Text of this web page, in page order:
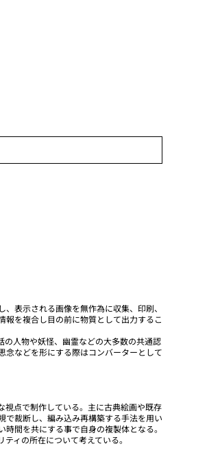
表示される画像を無作為に収集、印刷、
を複合し目の前に物質として出力するこ
の人物や妖怪、幽霊などの大多数の共通認
念などを形にする際はコンバーターとして
視点で制作している。主に古典絵画や既存
で裁断し、編み込み再構築する手法を用い
間を共にする事で自身の複製体となる。
ィの所在について考えている。